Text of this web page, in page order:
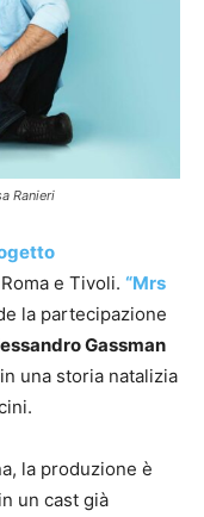
Ranieri
e Tivoli. “Mrs
la partecipazione
Gassman
una storia natalizia
la produzione è
un cast già